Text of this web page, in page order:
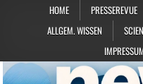
HOME PRESSEREVUE
ALLGEM. WISSEN